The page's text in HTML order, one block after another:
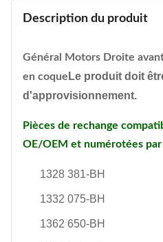
Description du produit
Général Motors Droite
en coque Le produit doit
d'approvisionnement.
Pièces de rechange
OE/OEM et numérotées
1328 381-BH
1332 075-BH
1362 650-BH